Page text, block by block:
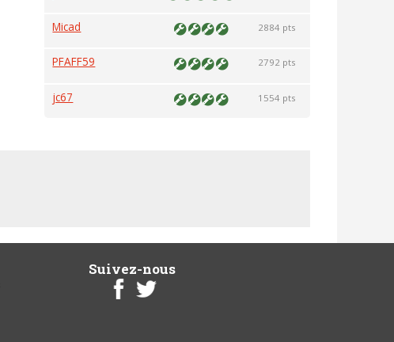
Micad 2884 pts
PFAFF59 2792 pts
jc67 1554 pts
Suivez-nous